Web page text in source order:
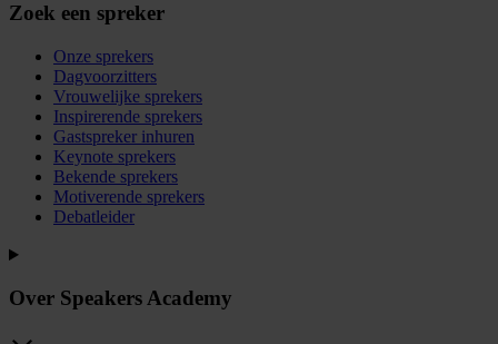
Zoek een spreker
Onze sprekers
Dagvoorzitters
Vrouwelijke sprekers
Inspirerende sprekers
Gastspreker inhuren
Keynote sprekers
Bekende sprekers
Motiverende sprekers
Debatleider
Over Speakers Academy